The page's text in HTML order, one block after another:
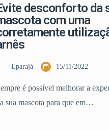
desconforto da
com uma
Eparajá 15/11/2022
é possível melhorar a
sua mascota para que em